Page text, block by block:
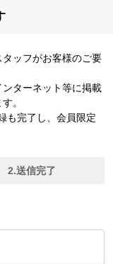
ッフがお客様のご要
ターネット等に掲載
。
も完了し、会員限定
2.送信完了